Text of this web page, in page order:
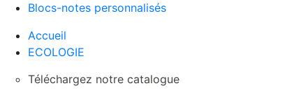
Blocs-notes personnalisés
Accueil
ECOLOGIE
Téléchargez notre catalogue